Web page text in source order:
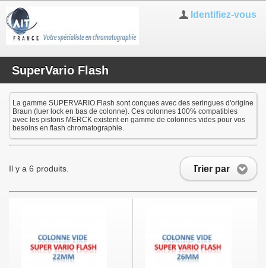
Identifiez-vous
SuperVario Flash
La gamme SUPERVARIO Flash sont conçues avec des seringues d'origine
Braun (luer lock en bas de colonne). Ces colonnes 100% compatibles
avec les pistons MERCK existent en gamme de colonnes vides pour vos
besoins en flash chromatographie.
Trier par
Il y a 6 produits.